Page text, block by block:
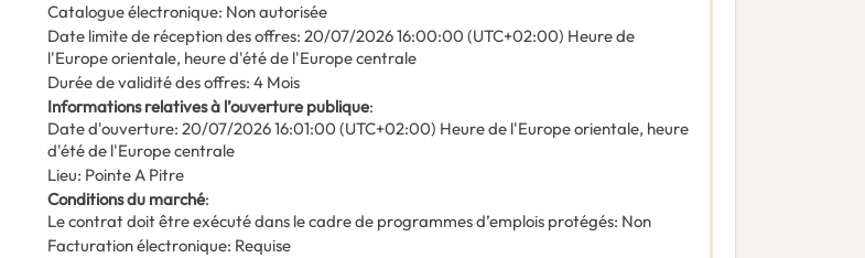
Catalogue électronique: Non autorisée
Date limite de réception des offres: 20/07/202616:00:00 (UTC+02:00) Heure de
l'Europe orientale, heure d'été de l'Europe centrale
Durée de validité des offres: 4 Mois
Informations relatives à l’ouverture publique:
Date d'ouverture: 20/07/202616:01:00 (UTC+02:00) Heure de l'Europe orientale, heure
d'été de l'Europe centrale
Lieu: Pointe A Pitre
Conditions du marché:
Le contrat doit être exécuté dans le cadre de programmes d’emplois protégés: Non
Facturation électronique: Requise